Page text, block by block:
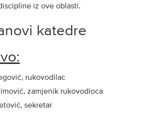
iz ove oblasti.
katedre
rukovodilac
zamjenik rukovodioca
sekretar